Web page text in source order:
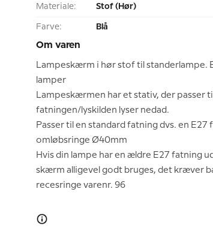
Materiale: Stof (Hør)
Farve: Blå
Om varen
Lampeskærm i hør stof til standerlampe.
lamper
Lampeskærmen har et stativ, der passer
fatningen/lyskilden lyser nedad.
Passer til en standard fatning dvs. en
omløbsringe Ø40mm
Hvis din lampe har en ældre E27 fatning
skærm alligevel godt bruges, det kræver
recesringe varenr. 96